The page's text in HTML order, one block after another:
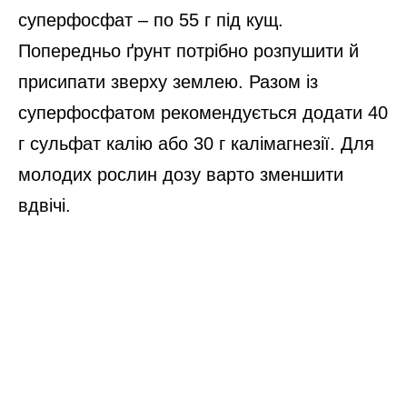
суперфосфат – по 55 г під кущ.
Попередньо ґрунт потрібно розпушити й
присипати зверху землею. Разом із
суперфосфатом рекомендується додати 40
г сульфат калію або 30 г калімагнезії. Для
молодих рослин дозу варто зменшити
вдвічі.